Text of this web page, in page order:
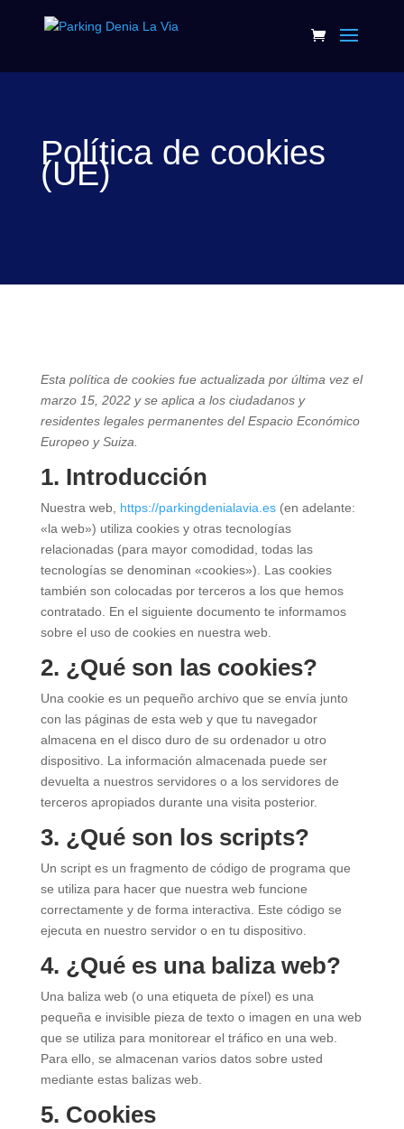
Política de cookies
(UE)
Esta política de cookies fue actualizada por última vez el
marzo 15, 2022 y se aplica a los ciudadanos y
residentes legales permanentes del Espacio Económico
Europeo y Suiza.
1. Introducción
Nuestra web, https://parkingdenialavia.es (en adelante:
«la web») utiliza cookies y otras tecnologías
relacionadas (para mayor comodidad, todas las
tecnologías se denominan «cookies»). Las cookies
también son colocadas por terceros a los que hemos
contratado. En el siguiente documento te informamos
sobre el uso de cookies en nuestra web.
2. ¿Qué son las cookies?
Una cookie es un pequeño archivo que se envía junto
con las páginas de esta web y que tu navegador
almacena en el disco duro de su ordenador u otro
dispositivo. La información almacenada puede ser
devuelta a nuestros servidores o a los servidores de
terceros apropiados durante una visita posterior.
3. ¿Qué son los scripts?
Un script es un fragmento de código de programa que
se utiliza para hacer que nuestra web funcione
correctamente y de forma interactiva. Este código se
ejecuta en nuestro servidor o en tu dispositivo.
4. ¿Qué es una baliza web?
Una baliza web (o una etiqueta de píxel) es una
pequeña e invisible pieza de texto o imagen en una web
que se utiliza para monitorear el tráfico en una web.
Para ello, se almacenan varios datos sobre usted
mediante estas balizas web.
5. Cookies